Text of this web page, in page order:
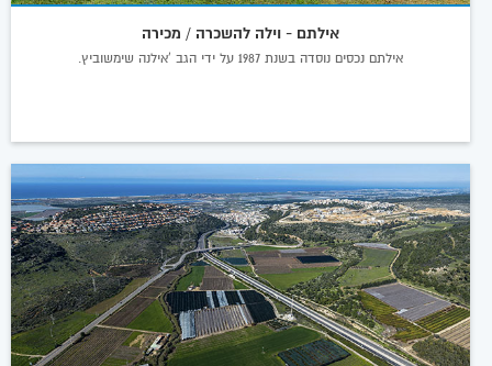
אילתם - וילה להשכרה / מכירה
אילתם נכסים נוסדה בשנת 1987 על ידי הגב 'אילנה שימשוביץ.